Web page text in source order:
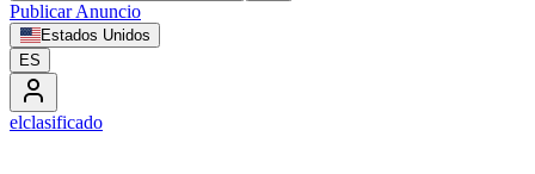
Publicar Anuncio
Estados Unidos
ES
elclasificado